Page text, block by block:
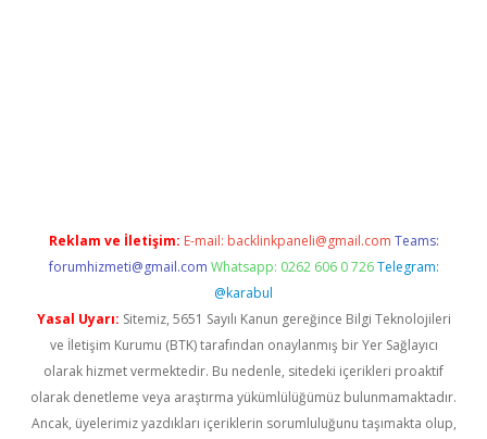
Reklam ve İletişim: E-mail: backlinkpaneli@gmail.com Teams:
forumhizmeti@gmail.com Whatsapp: 0262 606 0 726 Telegram:
@karabul
Yasal Uyarı: Sitemiz, 5651 Sayılı Kanun gereğince Bilgi Teknolojileri
ve İletişim Kurumu (BTK) tarafından onaylanmış bir Yer Sağlayıcı
olarak hizmet vermektedir. Bu nedenle, sitedeki içerikleri proaktif
olarak denetleme veya araştırma yükümlülüğümüz bulunmamaktadır.
Ancak, üyelerimiz yazdıkları içeriklerin sorumluluğunu taşımakta olup,